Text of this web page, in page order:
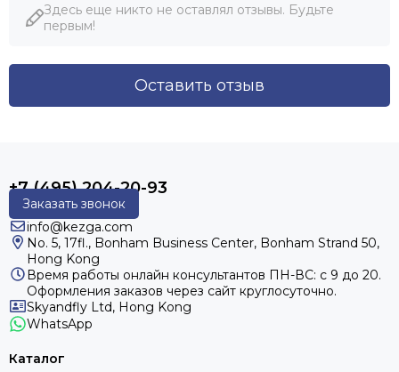
Здесь еще никто не оставлял отзывы. Будьте
первым!
Оставить отзыв
+7 (495) 204-20-93
Заказать звонок
info@kezga.com
No. 5, 17fl., Bonham Business Center, Bonham Strand 50,
Hong Kong
Время работы онлайн консультантов ПН-ВС: с 9 до 20.
Оформления заказов через сайт круглосуточно.
Skyandfly Ltd, Hong Kong
WhatsApp
Каталог